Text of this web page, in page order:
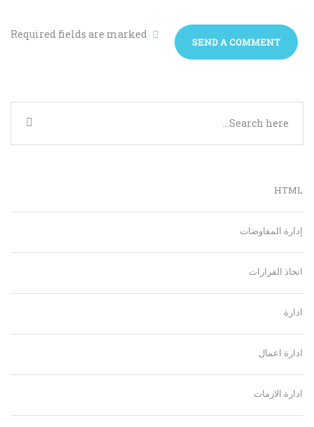
Required fields are marked
HTML
إدارة المفاوضات
اتخاذ القرارات
ادارة
ادارة اعمال
ادارة الازمات